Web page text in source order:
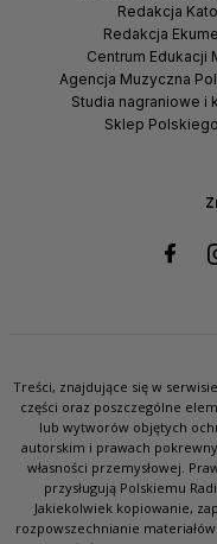
Redakcja
Redakcja
Centrum Edukacji
Agencja Muzyczna
Studia nagraniowe i
Sklep
Treści, znajdujące się w
części oraz poszczególne
lub wytworów objętych
autorskim i prawach
własności przemysłowej.
przysługują Polskiemu
Jakiekolwiek kopiowanie,
rozpowszechnianie